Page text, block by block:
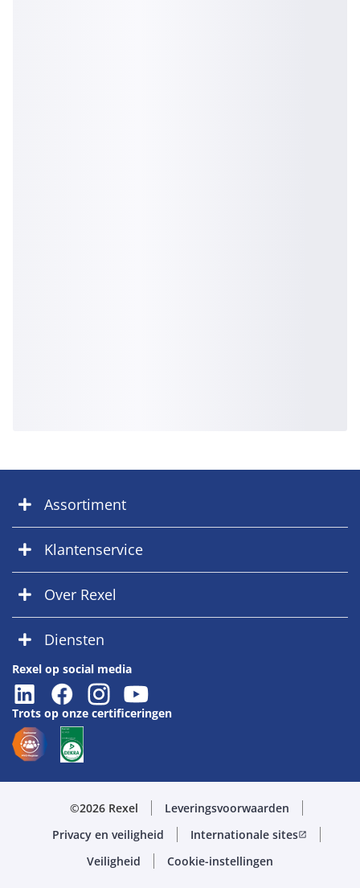
Assortiment
Klantenservice
Over Rexel
Diensten
Rexel op social media
Trots op onze certificeringen
©2026 Rexel
Leveringsvoorwaarden
Privacy en veiligheid
Internationale sitesopen_in_new
Veiligheid Cookie-instellingen